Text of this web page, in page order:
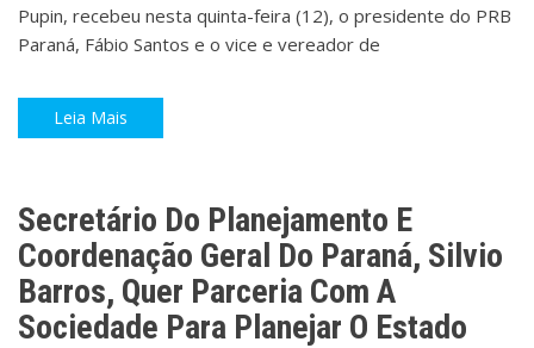
Pupin, recebeu nesta quinta-feira (12), o presidente do PRB
Paraná, Fábio Santos e o vice e vereador de
Leia Mais
ABN NEWS
Secretário Do Planejamento E
Coordenação Geral Do Paraná, Silvio
Barros, Quer Parceria Com A
Sociedade Para Planejar O Estado